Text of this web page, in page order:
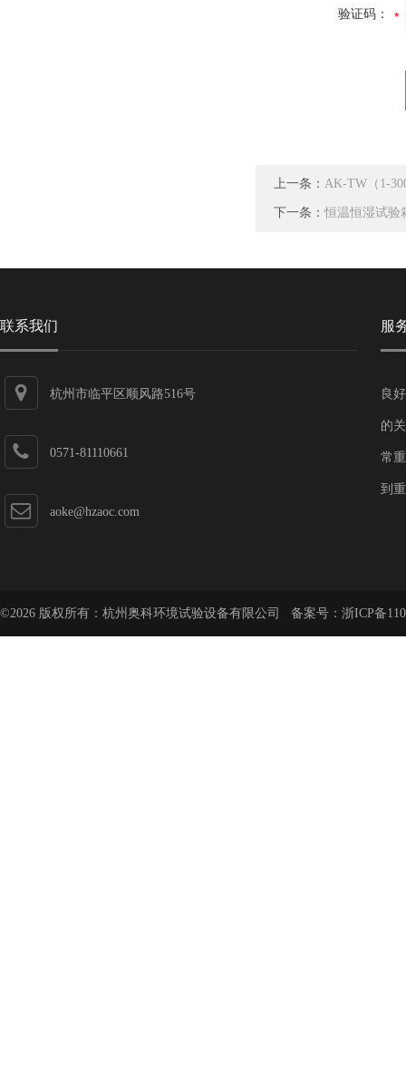
验证码：
上一条： AK-TW（1-
下一条： 恒温恒湿试验
联系我们
杭州市临平区顺风路516号
0571-81110661
aoke@hzaoc.com
服
良
的
常
到
©2026 版权所有：杭州奥科环境试验设备有限公司 备案号： 浙ICP备